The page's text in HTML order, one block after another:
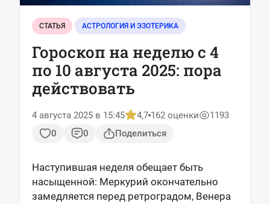
СТАТЬЯ АСТРОЛОГИЯ И ЭЗОТЕРИКА
Гороскоп на неделю с 4
по 10 августа 2025: пора
действовать
4 августа 2025 в 15:45 4,7 162 оценки
1193
0
0 Поделиться
Наступившая неделя обещает быть
насыщенной: Меркурий окончательно
замедляется перед ретроградом, Венера